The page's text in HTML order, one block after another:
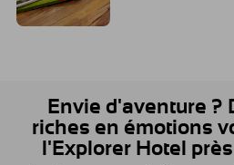
Envie d'aventure ?
riches en émotions
l'Explorer Hotel